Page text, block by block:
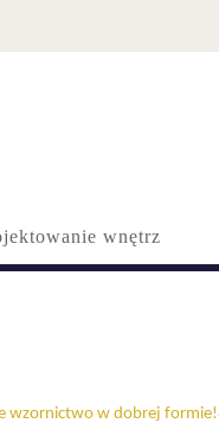
wnętrz
wzornictwo w dobrej formie!